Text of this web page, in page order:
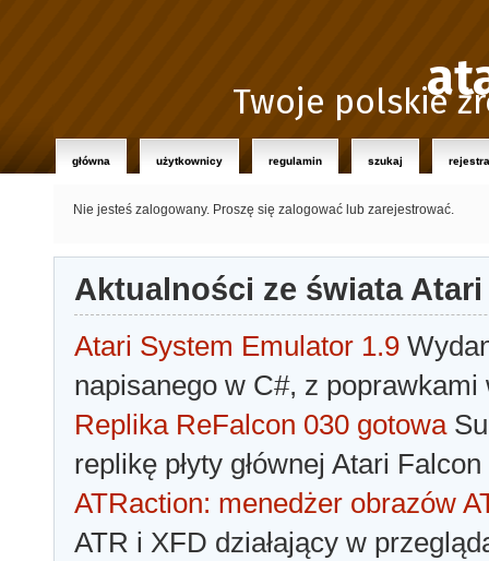
Twoje polskie
główna użytkownicy regulamin szukaj
Nie jesteś zalogowany. Proszę się zalogować lub zarejestrować.
Aktualności ze świata Atari
Atari System Emulator 1.9
napisanego w C#, z poprawkami
Replika ReFalcon 030 gotowa
replikę płyty głównej Atari
ATRaction: menedżer obrazów
ATR i XFD działający w